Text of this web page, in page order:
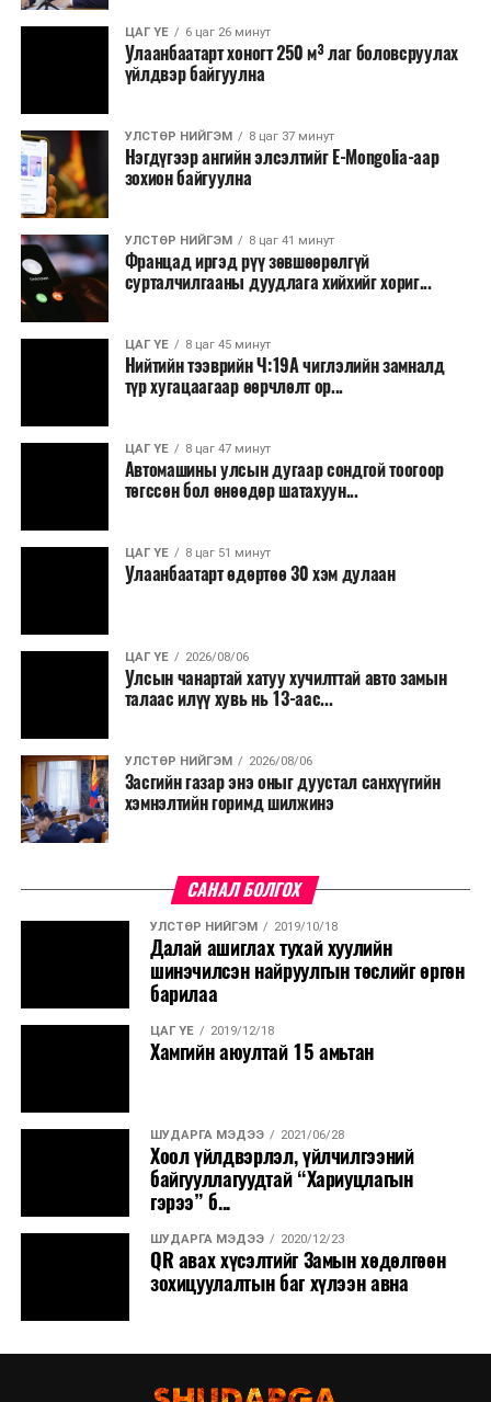
Зайлшгүй шаардлагагүй тоног төхөөрөмж,
тавилга, автомашин худалдан авах;
Батлан хамгаалах, хууль зүйн салбараас бусад
Хуулиар заавал мэдээлэхээс бусад кино,
контент, хэвлэлийн зардал;
Заавал олгохоос бусад тэтгэмж, урамшуулал.
Санхүүгийн хэмнэлтийн горимыг 2026 оны
арванхоёрдугаар сарын 31 хүртэл мөрдөнө. Харин
эрүүл мэндийн салбар уг хэмнэлтийн горимд
хамрагдахгүй бөгөөд цэцэрлэг, сургуулийн хүүхдийн
эрт илрүүлэг, вакцинжуулалт, томуу, томуу төст
өвчний эсрэг арга хэмжээ зэрэг зайлшгүй
үргэлжилнэ гэж Ерөнхий сайд Н.Учрал онцоллоо.
Мөн бүх шатны төсвийн ерөнхийлөн захирагч нарт
салбар бүрдээ урсгал зардлыг 20 хувиар бууруулах,
нөхөн томилгоо хийхгүй байх, аялал, амралт, зугаалга,
хамт олны урлаг, спортын арга хэмжээг зохион
байгуулахгүй байх, төрийн албанд шинэ орон тоо бий
сургалтыг цахим хэлбэрт шилжүүлэх, төрийн албан
хаагчдыг зарим өдрүүдэд цахимаар ажиллуулах арга
хэмжээг үргэлжлүүлэхийг үүрэг болголоо.
Төсвийн сахилга бат сайжирч, эдийн засгийн нөхцөл
байдал хэвийн болсон тохиолдолд эдгээр
хязгаарлалтыг үе шаттайгаар сулруулах юм.
ЦАГ ҮЕ 6 цаг 26 минут
Улаанбаатарт хоногт 250 м³ лаг боловсруулах
үйлдвэр байгуулна
УЛСТӨР НИЙГЭМ 8 цаг 37 минут
Нэгдүгээр ангийн элсэлтийг E-Mongolia-аар
зохион байгуулна
УЛСТӨР НИЙГЭМ 8 цаг 41 минут
Францад иргэд рүү зөвшөөрөлгүй
сурталчилгааны дуудлага хийхийг хориг...
ЦАГ ҮЕ 8 цаг 45 минут
Нийтийн тээврийн Ч:19А чиглэлийн замналд
түр хугацаагаар өөрчлөлт ор...
ЦАГ ҮЕ 8 цаг 47 минут
Автомашины улсын дугаар сондгой тоогоор
төгссөн бол өнөөдөр шатахуун...
ЦАГ ҮЕ 8 цаг 51 минут
Улаанбаатарт өдөртөө 30 хэм дулаан
ЦАГ ҮЕ 2026/08/06
Улсын чанартай хатуу хучилттай авто замын
талаас илүү хувь нь 13-аас...
УЛСТӨР НИЙГЭМ 2026/08/06
Засгийн газар энэ оныг дуустал санхүүгийн
хэмнэлтийн горимд шилжинэ
САНАЛ БОЛГОХ
УЛСТӨР НИЙГЭМ 2019/10/18
Далай ашиглах тухай хуулийн
шинэчилсэн найруулгын төслийг өргөн
барилаа
ЦАГ ҮЕ 2019/12/18
Хамгийн аюултай 15 амьтан
ШУДАРГА МЭДЭЭ 2021/06/28
Хоол үйлдвэрлэл, үйлчилгээний
байгууллагуудтай “Хариуцлагын
гэрээ” б...
ШУДАРГА МЭДЭЭ 2020/12/23
QR авах хүсэлтийг Замын хөдөлгөөн
зохицуулалтын баг хүлээн авна